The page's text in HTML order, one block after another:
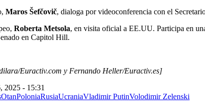
Maros Šefčovič, dialoga por videoconferencia con el
Roberta Metsola, en visita oficial a EE.UU. Participa en
en Capitol Hill.
Euractiv.com y Fernando Heller/Euractiv.es]
2025 - 15:31
OtanPoloniaRusiaUcraniaVladimir PutinVolodimir Zelenski